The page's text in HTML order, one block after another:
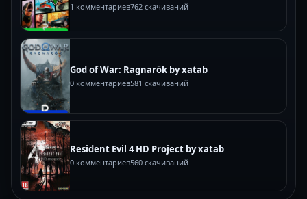
1 комментариев762 скачиваний
God of War: Ragnarök by xatab
0 комментариев581 скачиваний
Resident Evil 4 HD Project by xatab
0 комментариев560 скачиваний